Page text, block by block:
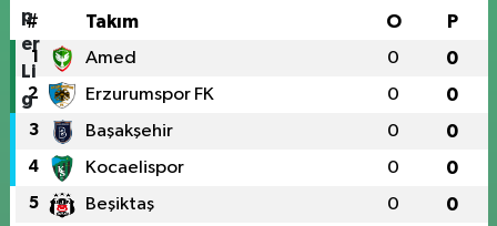
# Takım O P
1 Amed 0 0
2 Erzurumspor FK 0 0
3 Başakşehir 0 0
4 Kocaelispor 0 0
5 Beşiktaş 0 0